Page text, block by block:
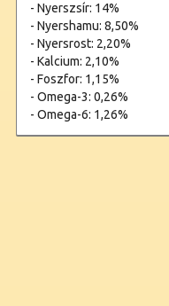
- Nyerszsír: 14%
- Nyershamu: 8,50%
- Nyersrost: 2,20%
- Kalcium: 2,10%
- Foszfor: 1,15%
- Omega-3: 0,26%
- Omega-6: 1,26%